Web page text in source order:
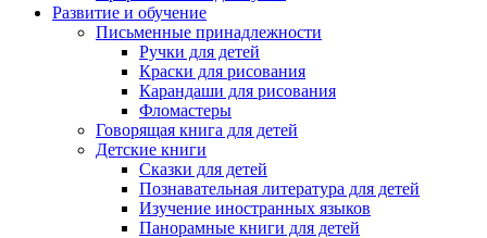
Развитие и обучение
Письменные принадлежности
Ручки для детей
Краски для рисования
Карандаши для рисования
Фломастеры
Говорящая книга для детей
Детские книги
Сказки для детей
Познавательная литература для детей
Изучение иностранных языков
Панорамные книги для детей